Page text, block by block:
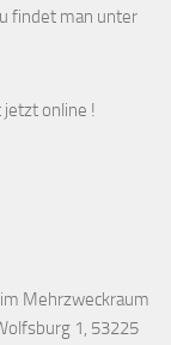
findet man unter
online !
Mehrzweckraum
1, 53225